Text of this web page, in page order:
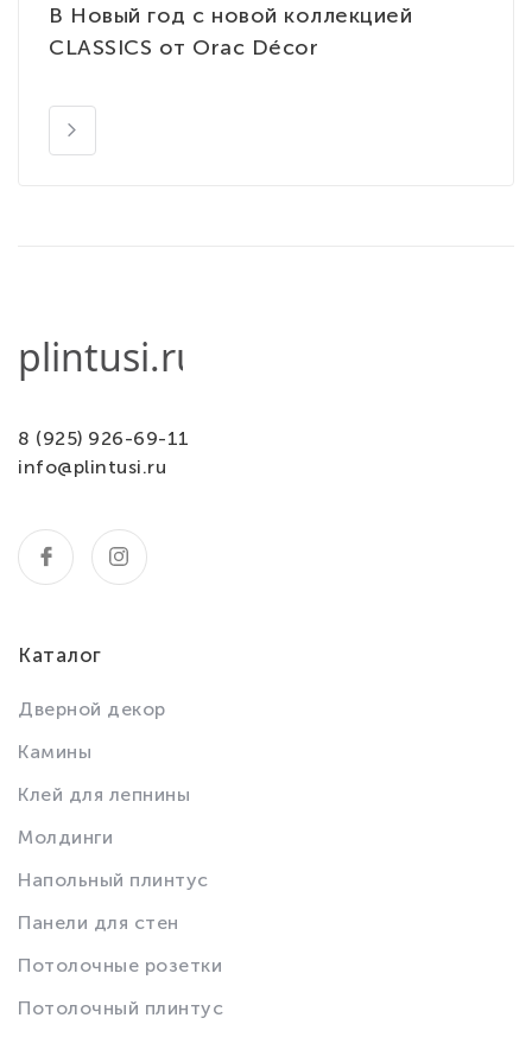
В Новый год с новой коллекцией
CLASSICS от Orac Décor
8 (925) 926-69-11
info@plintusi.ru
Каталог
Дверной декор
Камины
Клей для лепнины
Молдинги
Напольный плинтус
Панели для стен
Потолочные розетки
Потолочный плинтус